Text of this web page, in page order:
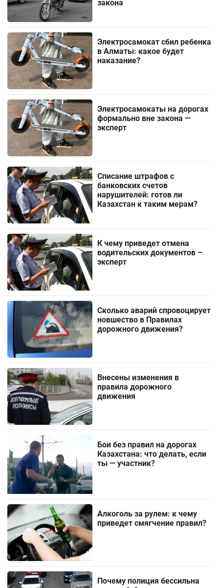
закона
Электросамокат сбил ребенка
в Алматы: какое будет
наказание?
Электросамокаты на дорогах
формально вне закона —
эксперт
Списание штрафов с
банковских счетов
нарушителей: готов ли
Казахстан к таким мерам?
К чему приведет отмена
водительских документов –
эксперт
Сколько аварий спровоцирует
новшество в Правилах
дорожного движения?
Внесены изменения в
правила дорожного
движения
Бои без правил на дорогах
Казахстана: что делать, если
ты — участник?
Алкоголь за рулем: к чему
приведет смягчение правил?
Почему полиция бессильна